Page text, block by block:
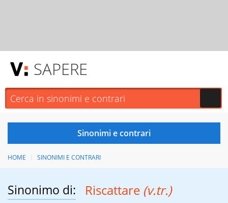
SAPERE
HOME SINONIMI E CONTRARI
Sinonimo di: Riscattare (v.tr.)